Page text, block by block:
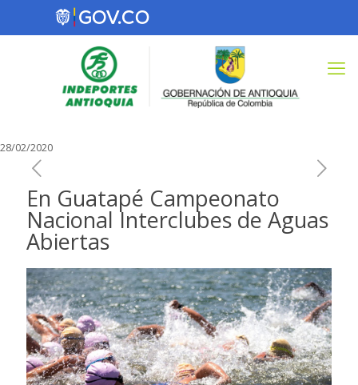
28/02/2020
En Guatapé Campeonato
Nacional Interclubes de Aguas
Abiertas